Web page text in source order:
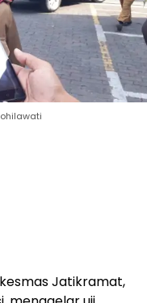
Jatikramat,